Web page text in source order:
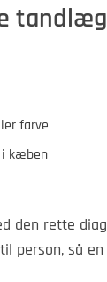
farve
i kæben
den rette
person, så